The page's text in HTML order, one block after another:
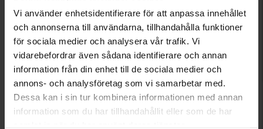
Vi använder enhetsidentifierare för att anpassa innehållet
och annonserna till användarna, tillhandahålla funktioner
för sociala medier och analysera vår trafik. Vi
vidarebefordrar även sådana identifierare och annan
information från din enhet till de sociala medier och
annons- och analysföretag som vi samarbetar med.
Dessa kan i sin tur kombinera informationen med annan
information som du har tillhandahållit eller som de har
Lagervara.
Leveranstid 3-7 arbetsdagar.
INFO
BREDD CA (MM)
20
HÖJD CA (MM)
40
VARUMÄRKE
CAROLINE SVEDBOM
MODELL
Mini dione